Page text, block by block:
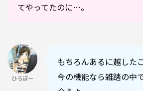
てやってたのに…。
ひろぼー
もちろんあるに越した
今の機能なら雑踏の中